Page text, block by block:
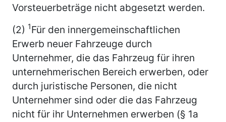
Vorsteuerbeträge nicht abgesetzt werden.
(2) 1Für den innergemeinschaftlichen
Erwerb neuer Fahrzeuge durch
Unternehmer, die das Fahrzeug für ihren
unternehmerischen Bereich erwerben, oder
durch juristische Personen, die nicht
Unternehmer sind oder die das Fahrzeug
nicht für ihr Unternehmen erwerben (§ 1a